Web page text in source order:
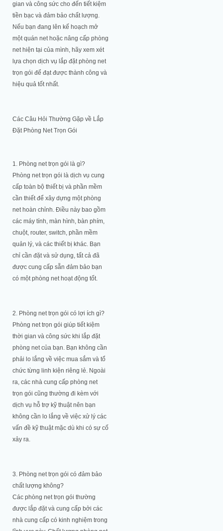
gian và công sức cho đến tiết kiệm
tiền bạc và đảm bảo chất lượng.
Nếu bạn đang lên kế hoạch mở
một quán net hoặc nâng cấp phòng
net hiện tại của mình, hãy xem xét
lựa chọn dịch vụ lắp đặt phòng net
trọn gói để đạt được thành công và
hiệu quả tốt nhất.
Các Câu Hỏi Thường Gặp về Lắp
Đặt Phòng Net Trọn Gói
1. Phòng net trọn gói là gì?
Phòng net trọn gói là dịch vụ cung
cấp toàn bộ thiết bị và phần mềm
cần thiết để xây dựng một phòng
net hoàn chỉnh. Điều này bao gồm
các máy tính, màn hình, bàn phím,
chuột, router, switch, phần mềm
quản lý, và các thiết bị khác. Bạn
chỉ cần đặt và sử dụng, tất cả đã
được cung cấp sẵn đảm bảo bạn
có một phòng net hoạt động tốt.
2. Phòng net trọn gói có lợi ích gì?
Phòng net trọn gói giúp tiết kiệm
thời gian và công sức khi lắp đặt
phòng net của bạn. Bạn không cần
phải lo lắng về việc mua sắm và tổ
chức từng linh kiện riêng lẻ. Ngoài
ra, các nhà cung cấp phòng net
trọn gói cũng thường đi kèm với
dịch vụ hỗ trợ kỹ thuật nên bạn
không cần lo lắng về việc xử lý các
vấn đề kỹ thuật mặc dù khi có sự cố
xảy ra.
3. Phòng net trọn gói có đảm bảo
chất lượng không?
Các phòng net trọn gói thường
được lắp đặt và cung cấp bởi các
nhà cung cấp có kinh nghiệm trong